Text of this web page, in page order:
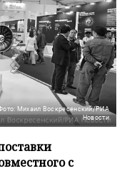
Михаил Воскресенский/РИА
Новости
с